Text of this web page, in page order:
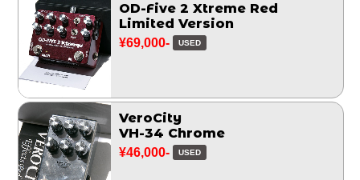
OD-Five 2 Xtreme Red
Limited Version
¥69,000- USED
VeroCity
VH-34 Chrome
¥46,000- USED